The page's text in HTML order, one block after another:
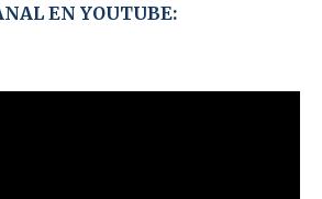
EN YOUTUBE: